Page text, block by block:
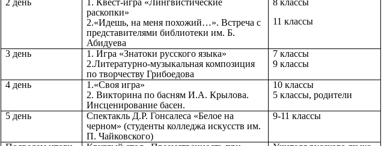
2 день
1. Квест-игра «Лингвистические
раскопки»
2.«Идешь, на меня похожий…». Встреча с
представителями библиотеки им. Б.
Абидуева
8 классы
11 классы
3 день
1. Игра «Знатоки русского языка»
2.Литературно-музыкальная композиция
по творчеству Грибоедова
7 классы
9 классы
4 день
1.«Своя игра»
2. Викторина по басням И.А. Крылова.
Инсценирование басен.
10 классы
5 классы, родители
5 день
Спектакль Д.Р. Гонсалеса «Белое на
черном» (студенты колледжа искусств им.
П. Чайковского)
9-11 классы